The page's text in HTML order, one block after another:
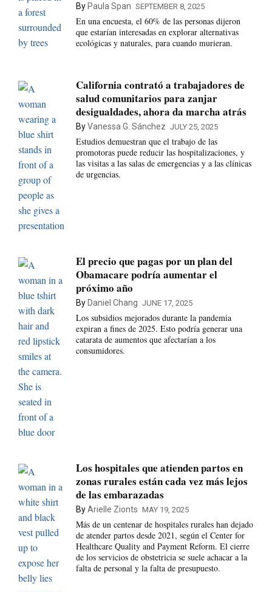
By Paula Span SEPTEMBER 8, 2025
En una encuesta, el 60% de las personas dijeron
que estarían interesadas en explorar alternativas
ecológicas y naturales, para cuando murieran.
California contrató a trabajadores de
salud comunitarios para zanjar
desigualdades, ahora da marcha atrás
ByVanessa G. Sánchez JULY 25, 2025
Estudios demuestran que el trabajo de las
promotoras puede reducir las hospitalizaciones, y
las visitas a las salas de emergencias y a las clínicas
de urgencias.
El precio que pagas por un plan del
Obamacare podría aumentar el
próximo año
By Daniel Chang JUNE 17, 2025
Los subsidios mejorados durante la pandemia
expiran a fines de 2025. Esto podría generar una
catarata de aumentos que afectarían a los
consumidores.
Los hospitales que atienden partos en
zonas rurales están cada vez más lejos
de las embarazadas
ByArielle Zionts MAY 19, 2025
Más de un centenar de hospitales rurales han dejado
de atender partos desde 2021, según el Center for
Healthcare Quality and Payment Reform. El cierre
de los servicios de obstetricia se suele achacar a la
falta de personal y la falta de presupuesto.